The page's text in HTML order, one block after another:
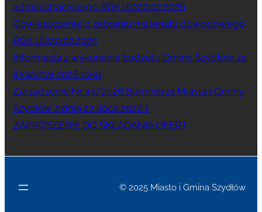
administracyjnego RGK.I.6220.02.2026
Obwieszczenie o zebraniu materiału dowodowego
RGK.I.6220.02.2025
Informacja z wykonania budżetu Gminy Szydłów za
II kwartał 2026 roku
Zarządzenie Nr 44/2026 Burmistrza Miasta i Gminy
Szydłów z dnia 22 lipca 2026 r.
ZAPROSZENIE DO SKŁADANIA OFERT
© 2025 Miasto i Gmina Szydłów